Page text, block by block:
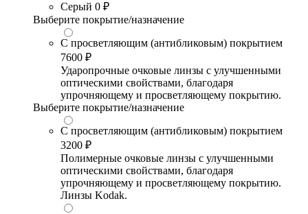
Серый 0 ₽
Выберите покрытие/назначение
С просветляющим (антибликовым) покрытием
7600 ₽
Ударопрочные очковые линзы с улучшенными
оптическими свойствами, благодаря
упрочняющему и просветляющему покрытию.
Выберите покрытие/назначение
С просветляющим (антибликовым) покрытием
3200 ₽
Полимерные очковые линзы с улучшенными
оптическими свойствами, благодаря
упрочняющему и просветляющему покрытию.
Линзы Kodak.